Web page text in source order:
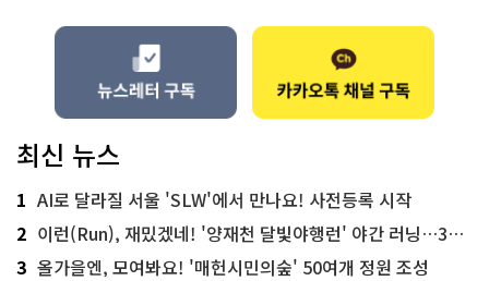
최신 뉴스
1 AI로 달라질 서울 'SLW'에서 만나요! 사전등록 시작
2 이런(Run), 재밌겠네! '양재천 달빛야행런' 야간 러닝…300명 모집
3 올가을엔, 모여봐요! '매헌시민의숲' 50여개 정원 조성